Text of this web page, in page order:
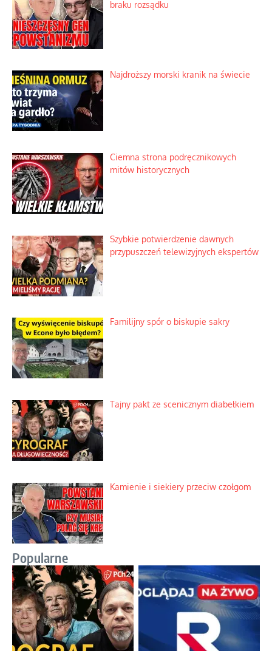
braku rozsądku
Najdroższy morski kranik na świecie
Ciemna strona podręcznikowych
mitów historycznych
Szybkie potwierdzenie dawnych
przypuszczeń telewizyjnych ekspertów
Familijny spór o biskupie sakry
Tajny pakt ze scenicznym diabełkiem
Kamienie i siekiery przeciw czołgom
Popularne